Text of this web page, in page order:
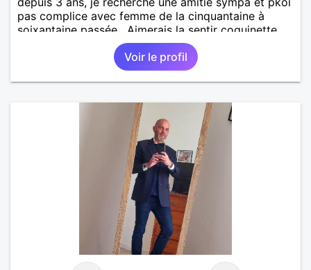
pas complice avec femme de la cinquantaine à
soixantaine passée . Aimerais la sentir coquinette,
pour se faire des bisous et qui sait se découvrir
Voir le profil